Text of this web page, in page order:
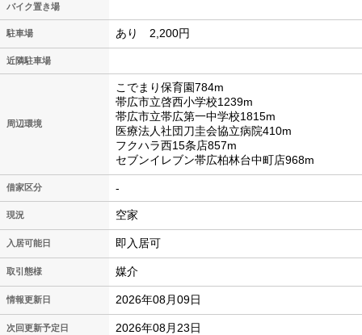
バイク置き場
駐車場 あり 2,200円
近隣駐車場
周辺環境
こでまり保育園784m
帯広市立啓西小学校1239m
帯広市立帯広第一中学校1815m
医療法人社団刀圭会協立病院410m
フクハラ西15条店857m
セブンイレブン帯広柏林台中町店968m
借家区分 -
現況 空家
入居可能日 即入居可
取引態様 媒介
情報更新日 2026年08月09日
次回更新予定日 2026年08月23日